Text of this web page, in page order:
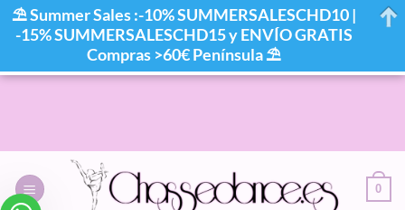
0
⛱ Summer Sales :-10% SUMMERSALESCHD10 |
-15% SUMMERSALESCHD15 y ENVÍO GRATIS
Compras >60€ Península ⛱